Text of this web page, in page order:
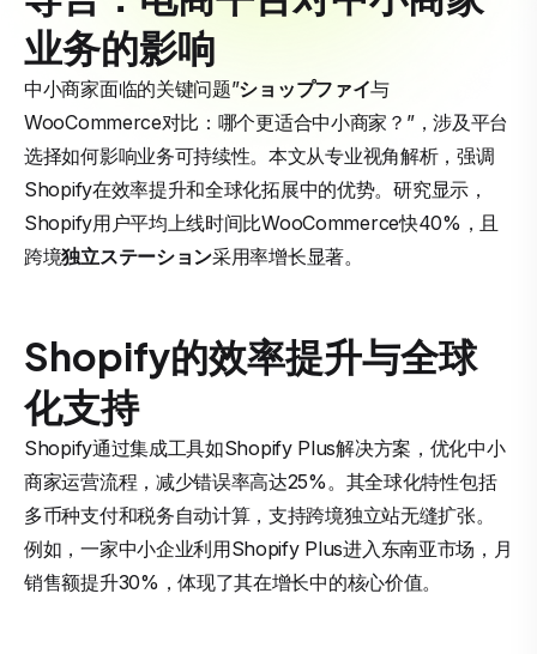
业务的影响
中小商家面临的关键问题”ショップファイ与
WooCommerce对比：哪个更适合中小商家？”，涉及平台
选择如何影响业务可持续性。本文从专业视角解析，强调
Shopify在效率提升和全球化拓展中的优势。研究显示，
Shopify用户平均上线时间比WooCommerce快40%，且
跨境独立ステーション采用率增长显著。
Shopify的效率提升与全球
化支持
Shopify通过集成工具如Shopify Plus解决方案，优化中小
商家运营流程，减少错误率高达25%。其全球化特性包括
多币种支付和税务自动计算，支持跨境独立站无缝扩张。
例如，一家中小企业利用Shopify Plus进入东南亚市场，月
销售额提升30%，体现了其在增长中的核心价值。